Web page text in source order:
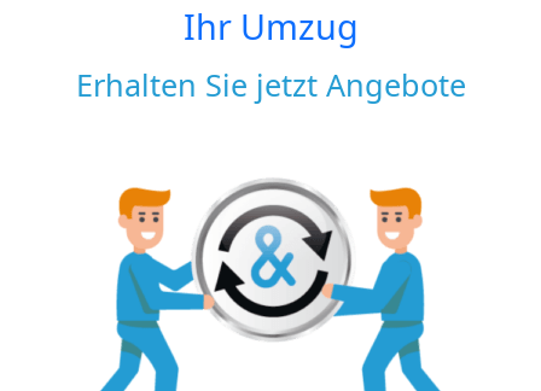
Ihr Umzug
Erhalten Sie jetzt Angebote